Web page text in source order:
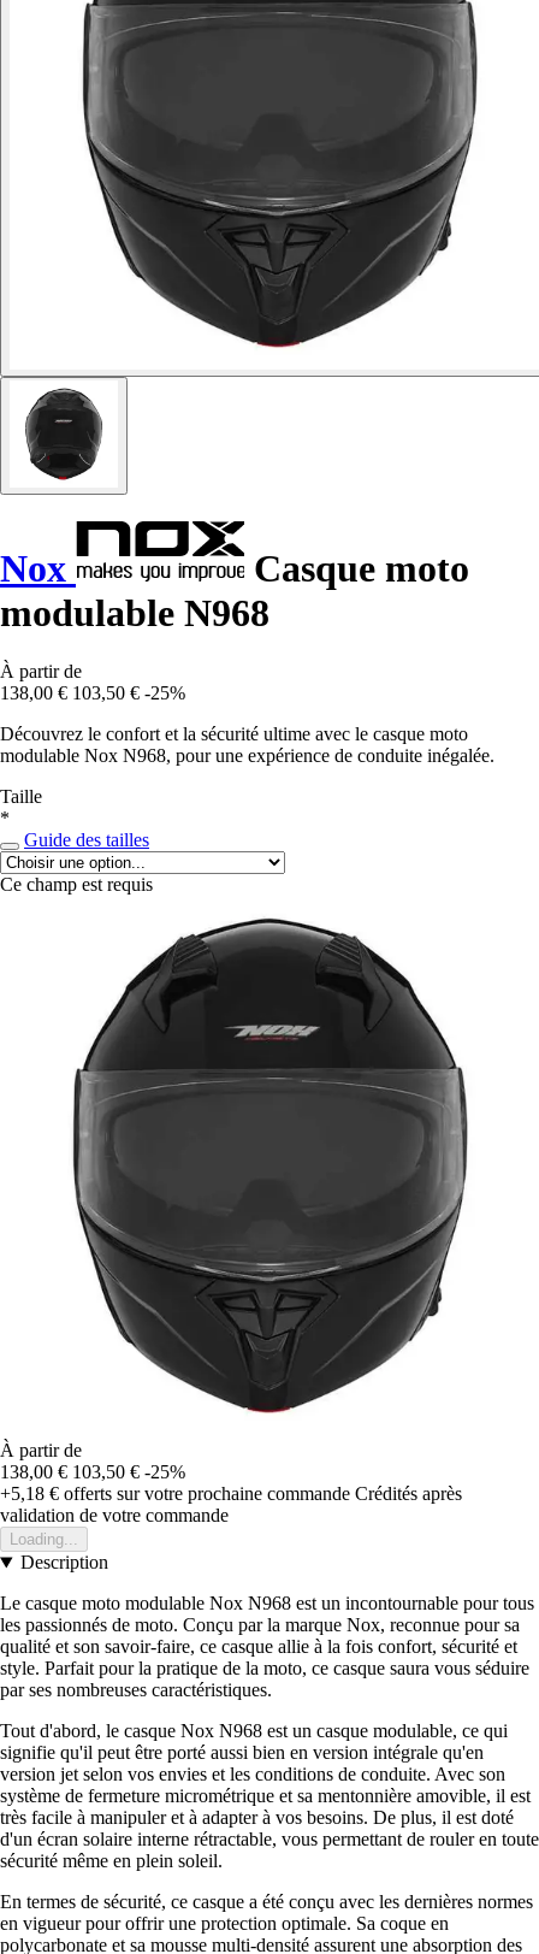
Nox
Casque moto
modulable N968
À partir de
138,00 € 103,50 € -25%
Découvrez le confort et la sécurité ultime avec le casque moto
modulable Nox N968, pour une expérience de conduite inégalée.
Taille
*
Guide des tailles
Ce champ est requis
À partir de
138,00 € 103,50 € -25%
+5,18 € offerts sur votre prochaine commande Crédités après
validation de votre commande
Loading...
Description
Le casque moto modulable Nox N968 est un incontournable pour tous
les passionnés de moto. Conçu par la marque Nox, reconnue pour sa
qualité et son savoir-faire, ce casque allie à la fois confort, sécurité et
style. Parfait pour la pratique de la moto, ce casque saura vous séduire
par ses nombreuses caractéristiques.
Tout d'abord, le casque Nox N968 est un casque modulable, ce qui
signifie qu'il peut être porté aussi bien en version intégrale qu'en
version jet selon vos envies et les conditions de conduite. Avec son
système de fermeture micrométrique et sa mentonnière amovible, il est
très facile à manipuler et à adapter à vos besoins. De plus, il est doté
d'un écran solaire interne rétractable, vous permettant de rouler en toute
sécurité même en plein soleil.
En termes de sécurité, ce casque a été conçu avec les dernières normes
en vigueur pour offrir une protection optimale. Sa coque en
polycarbonate et sa mousse multi-densité assurent une absorption des